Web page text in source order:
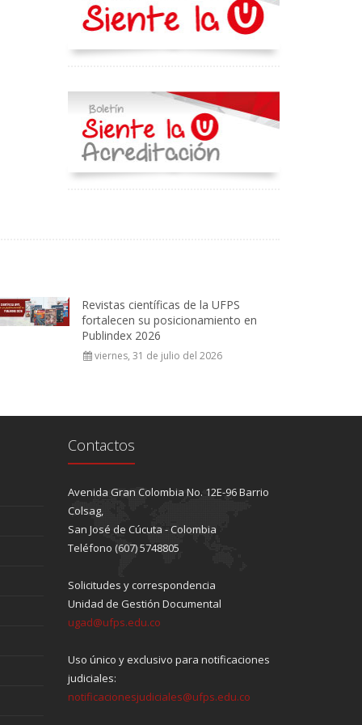
Revistas científicas de la UFPS
fortalecen su posicionamiento en
Publindex 2026
viernes, 31 de julio del 2026
Contactos
Avenida Gran Colombia No. 12E-96 Barrio
Colsag,
San José de Cúcuta - Colombia
Teléfono (607) 5748805
Solicitudes y correspondencia
Unidad de Gestión Documental
ugad@ufps.edu.co
Uso único y exclusivo para notificaciones
judiciales:
notificacionesjudiciales@ufps.edu.co